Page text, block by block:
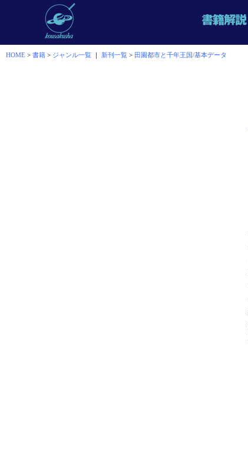
HOME > 書籍 > ジャンル一覧 ｜ 新刊一覧 > 田園都市と千年王国/基本データ